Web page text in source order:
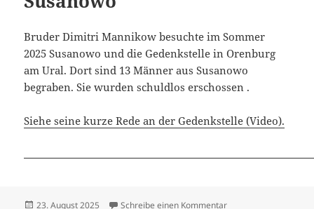
Bruder Dimitri Mannikow besuchte im Sommer
2025 Susanowo und die Gedenkstelle in Orenburg
am Ural. Dort sind 13 Männer aus Susanowo
begraben. Sie wurden schuldlos erschossen .
Siehe seine kurze Rede an der Gedenkstelle (Video).
Veröffentlicht
23. August 2025 Schreibe einen Kommentarzu Dimitri Mannikow